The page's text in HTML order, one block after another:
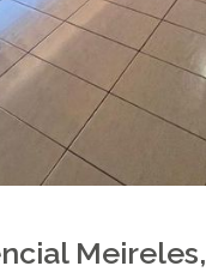
Meireles,